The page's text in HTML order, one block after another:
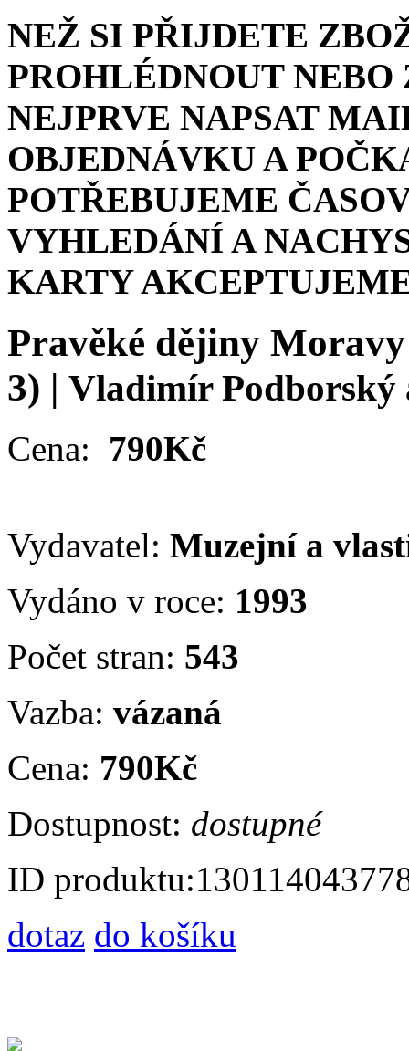
NEŽ SI PŘIJDETE
PROHLÉDNOUT
NEJPRVE NAPSAT
OBJEDNÁVKU A
POTŘEBUJEME
VYHLEDÁNÍ A
KARTY
Pravěké dějiny
3) | Vladimír
Cena: 790Kč
Vydavatel: Muzejní a
Vydáno v roce: 1993
Počet stran: 543
Vazba: vázaná
Cena: 790Kč
Dostupnost: dostupné
ID produktu:
dotaz do košíku